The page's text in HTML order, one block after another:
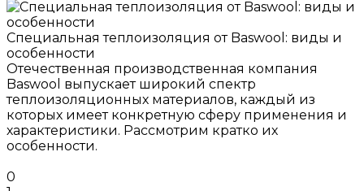
Специальная теплоизоляция от Baswool: виды и
особенности
Отечественная производственная компания
Baswool выпускает широкий спектр
теплоизоляционных материалов, каждый из
которых имеет конкретную сферу применения и
характеристики. Рассмотрим кратко их
особенности.
0